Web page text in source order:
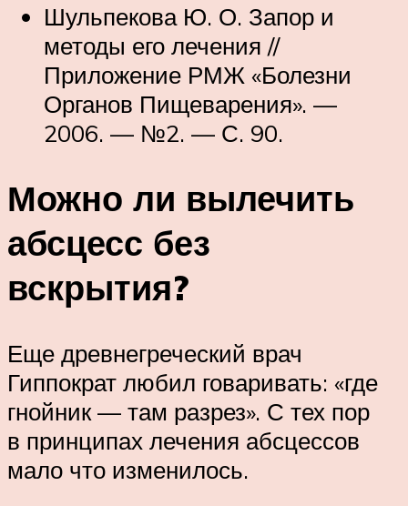
Шульпекова Ю. О. Запор и
методы его лечения //
Приложение РМЖ «Болезни
Органов Пищеварения». —
2006. — №2. — С. 90.
Можно ли вылечить
абсцесс без
вскрытия?
Еще древнегреческий врач
Гиппократ любил говаривать: «где
гнойник — там разрез». С тех пор
в принципах лечения абсцессов
мало что изменилось.